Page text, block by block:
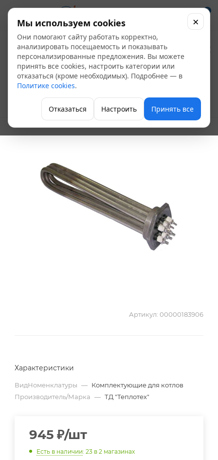
0
Блок
электронагревателя
ТЭНБ-6 (Lтэн-60)
Группа безопасности котла
Артикул: 00000183906
Характеристики
ВидНоменклатуры — Комплектующие для котлов
Производитель/Марка — ТД "Теплотех"
945 ₽/шт
Есть в наличии: 23 в 2 магазинах
Мы используем cookies
Они помогают сайту работать корректно,
анализировать посещаемость и показывать
персонализированные предложения. Вы можете
принять все cookies, настроить категории или
отказаться (кроме необходимых). Подробнее — в
Политике cookies.
Отказаться Настроить Принять все
×